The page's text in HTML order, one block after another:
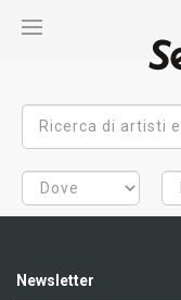
Newsletter